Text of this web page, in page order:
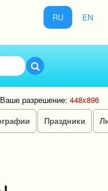
RU EN
Ваше разрешение: 448x896
Праздники